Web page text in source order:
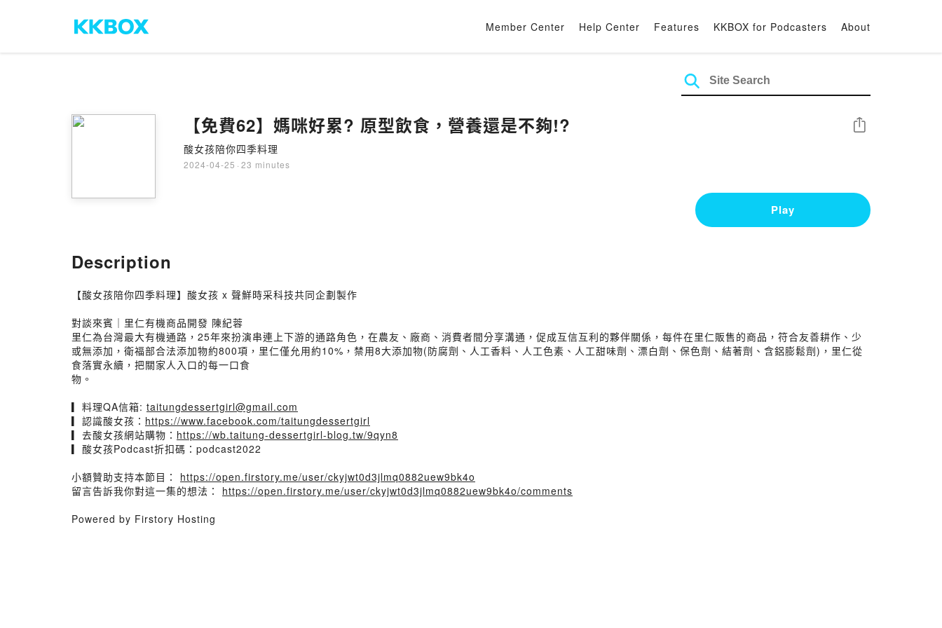
Member Center Help Center Features KKBOX for Podcasters About
【免費62】媽咪好累? 原型飲食，營養還是不夠!?
酸女孩陪你四季料理
2024-04-25 · 23 minutes
Share
Play
Description
【酸女孩陪你四季料理】酸女孩 x 聲鮮時采科技共同企劃製作
對談來賓｜里仁有機商品開發 陳紀蓉
里仁為台灣最大有機通路，25年來扮演串連上下游的通路角色，在農友、廠商、消費者間分享溝通，促成互信互利的夥伴關係，每件在里仁販售的商品，符合友善耕作、少
或無添加，衛福部合法添加物約800項，里仁僅允用約10%，禁用8大添加物(防腐劑、人工香料、人工色素、人工甜味劑、漂白劑、保色劑、結著劑、含鋁膨鬆劑)，里仁從
食落實永續，把關家人入口的每一口食
物。
▎料理QA信箱: taitungdessertgirl@gmail.com
▎認識酸女孩： https://www.facebook.com/taitungdessertgirl
▎去酸女孩網站購物： https://wb.taitung-dessertgirl-blog.tw/9qyn8
▎酸女孩Podcast折扣碼：podcast2022
小額贊助支持本節目： https://open.firstory.me/user/ckyjwt0d3jlmq0882uew9bk4o
留言告訴我你對這一集的想法： https://open.firstory.me/user/ckyjwt0d3jlmq0882uew9bk4o/comments
Powered by Firstory Hosting